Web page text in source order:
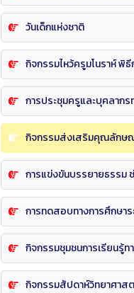
วันเด็กแห่งชาติ
กิจกรรมไหว้ครูมโนราห์ พิ
การประชุมครูและบุคลากร
กิจกรรมส่งเสริมคุณลักษ
การแข่งขันบรรยายธรรม
การทดสอบทางการศึกษา
กิจกรรมชุมชนการเรียนรู้ท
กิจกรรมสัปดาห์วิทยาศาส